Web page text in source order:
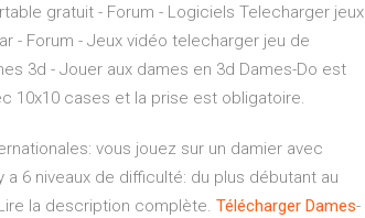
gratuit - Forum - Logiciels Telecharger jeux
- Forum - Jeux vidéo telecharger jeu de
3d - Jouer aux dames en 3d Dames-Do est
10x10 cases et la prise est obligatoire.
vous jouez sur un damier avec
6 niveaux de difficulté: du plus débutant au
la description complète. Télécharger Dames-